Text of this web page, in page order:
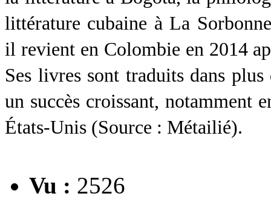
littérature cubaine à La
il revient en Colombie en 2014
Ses livres sont traduits dans
un succès croissant, notamment
États-Unis (Source : Métailié).
Vu : 2526